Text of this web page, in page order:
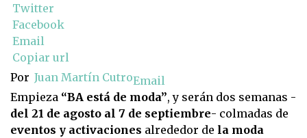
Twitter
Facebook
Email
Copiar url
Por Juan Martín CutroEmail
Empieza “BA está de moda”, y serán dos semanas -
del 21 de agosto al 7 de septiembre- colmadas de
eventos y activaciones alrededor de la moda